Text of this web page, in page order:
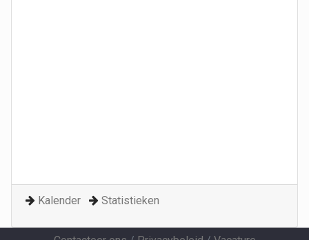
Kalender Statistieken